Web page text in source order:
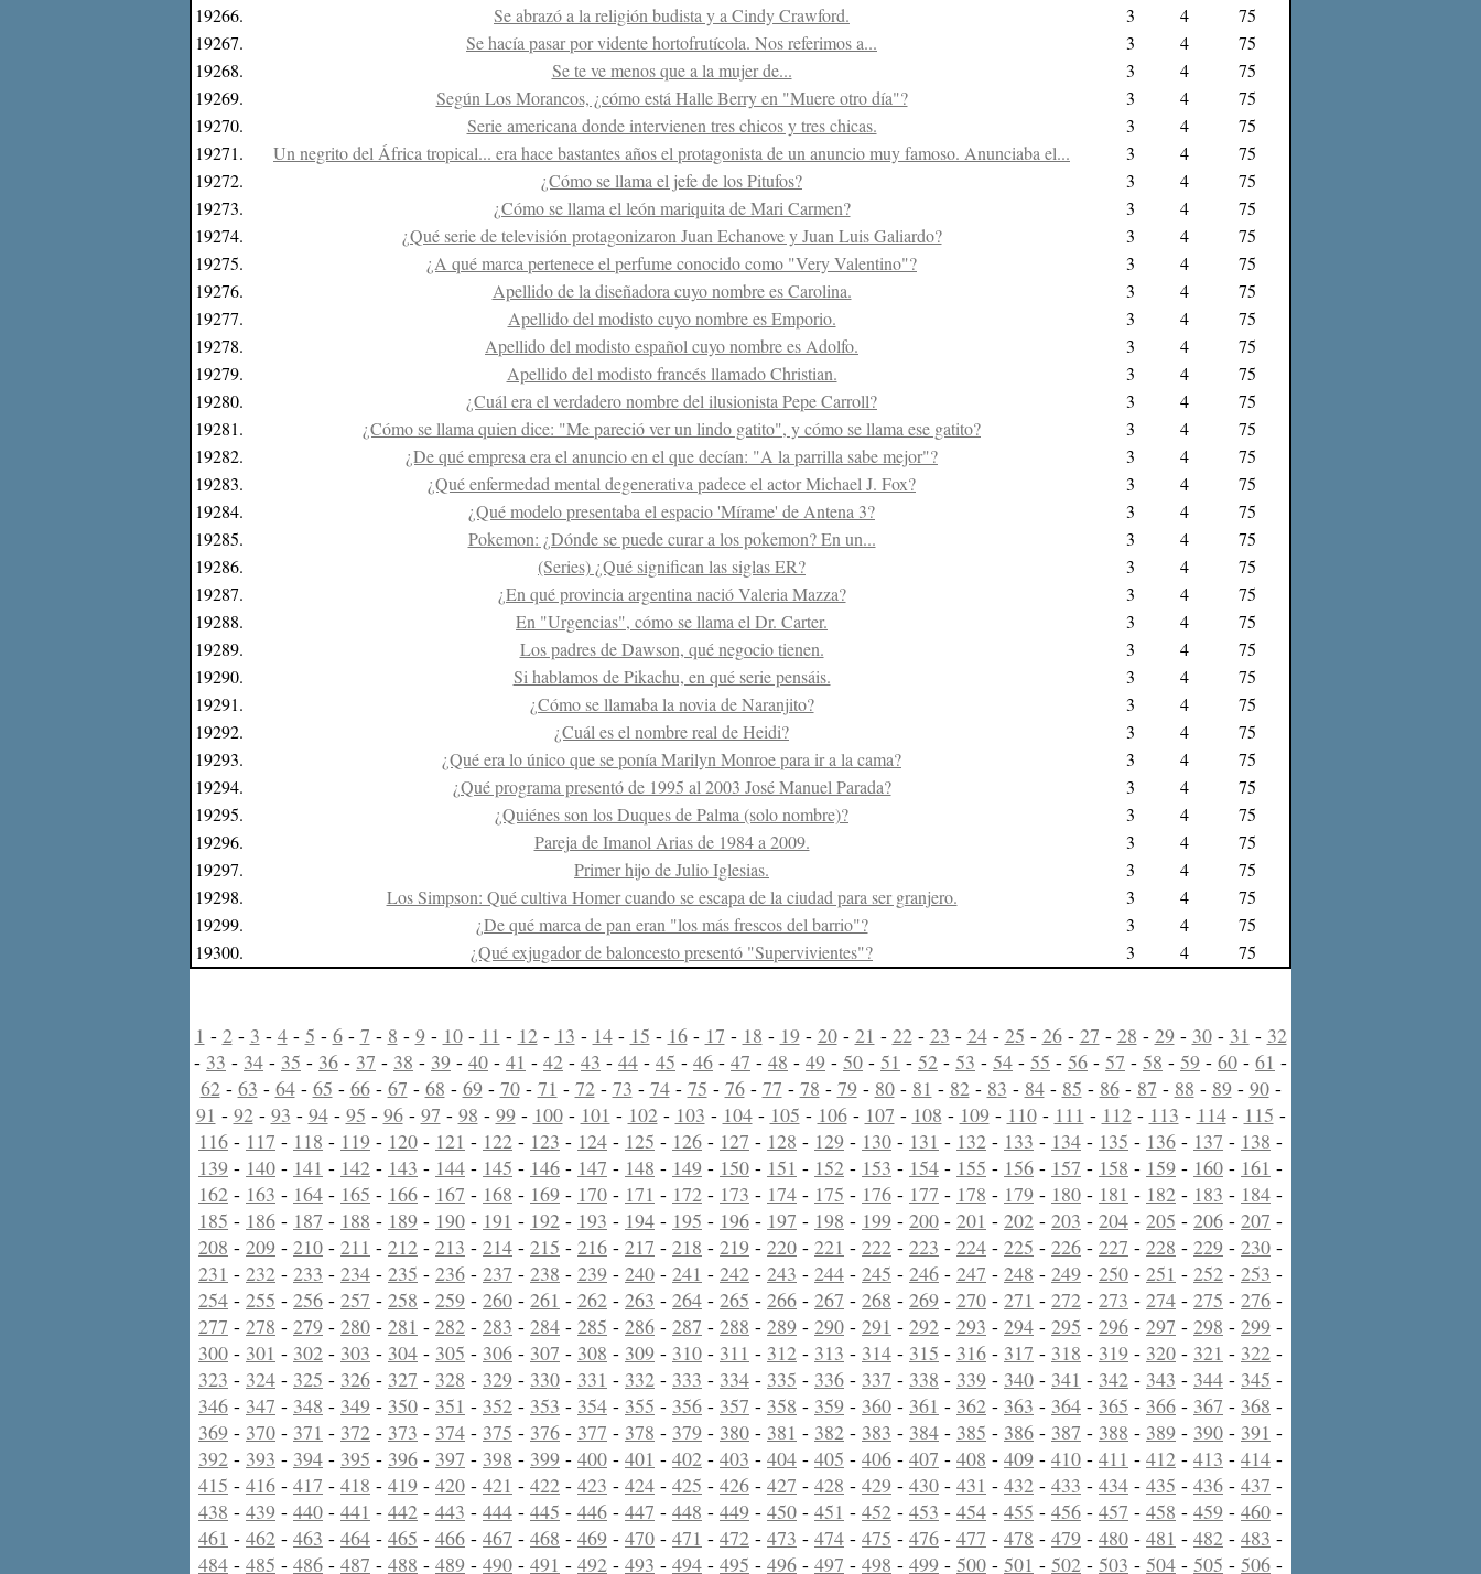
19266.
Se abrazó a la religión budista y a Cindy Crawford. 3 4
75
19267.
Se hacía pasar por vidente hortofrutícola. Nos referimos a... 3 4
75
19268.
Se te ve menos que a la mujer de... 3 4
75
19269.
Según Los Morancos, ¿cómo está Halle Berry en "Muere otro día"? 3 4
75
19270.
Serie americana donde intervienen tres chicos y tres chicas. 3 4
75
19271.
Un negrito del África tropical... era hace bastantes años el protagonista de un anuncio muy famoso. Anunciaba el... 3 4
75
19272.
¿Cómo se llama el jefe de los Pitufos? 3 4
75
19273.
¿Cómo se llama el león mariquita de Mari Carmen? 3 4
75
19274.
¿Qué serie de televisión protagonizaron Juan Echanove y Juan Luis Galiardo? 3 4
75
19275.
¿A qué marca pertenece el perfume conocido como "Very Valentino"? 3 4
75
19276.
Apellido de la diseñadora cuyo nombre es Carolina. 3 4
75
19277.
Apellido del modisto cuyo nombre es Emporio. 3 4
75
19278.
Apellido del modisto español cuyo nombre es Adolfo. 3 4
75
19279.
Apellido del modisto francés llamado Christian. 3 4
75
19280.
¿Cuál era el verdadero nombre del ilusionista Pepe Carroll? 3 4
75
19281.
¿Cómo se llama quien dice: "Me pareció ver un lindo gatito", y cómo se llama ese gatito? 3 4
75
19282.
¿De qué empresa era el anuncio en el que decían: "A la parrilla sabe mejor"? 3 4
75
19283.
¿Qué enfermedad mental degenerativa padece el actor Michael J. Fox? 3 4
75
19284.
¿Qué modelo presentaba el espacio 'Mírame' de Antena 3? 3 4
75
19285.
Pokemon: ¿Dónde se puede curar a los pokemon? En un... 3 4
75
19286.
(Series) ¿Qué significan las siglas ER? 3 4
75
19287.
¿En qué provincia argentina nació Valeria Mazza? 3 4
75
19288.
En "Urgencias", cómo se llama el Dr. Carter. 3 4
75
19289.
Los padres de Dawson, qué negocio tienen. 3 4
75
19290.
Si hablamos de Pikachu, en qué serie pensáis. 3 4
75
19291.
¿Cómo se llamaba la novia de Naranjito? 3 4
75
19292.
¿Cuál es el nombre real de Heidi? 3 4
75
19293.
¿Qué era lo único que se ponía Marilyn Monroe para ir a la cama? 3 4
75
19294.
¿Qué programa presentó de 1995 al 2003 José Manuel Parada? 3 4
75
19295.
¿Quiénes son los Duques de Palma (solo nombre)? 3 4
75
19296.
Pareja de Imanol Arias de 1984 a 2009. 3 4
75
19297.
Primer hijo de Julio Iglesias. 3 4
75
19298.
Los Simpson: Qué cultiva Homer cuando se escapa de la ciudad para ser granjero. 3 4
75
19299.
¿De qué marca de pan eran "los más frescos del barrio"? 3 4
75
19300.
¿Qué exjugador de baloncesto presentó "Supervivientes"? 3 4 75
1 - 2 - 3 - 4- 5 - 6- 7 - 8 - 9- 10- 11 - 12 - 13 - 14- 15 - 16- 17 - 18 - 19- 20- 21 - 22 - 23 - 24- 25 - 26- 27 - 28 - 29- 30- 31 - 32
- 33 - 34 - 35 - 36 - 37 - 38 - 39 - 40 - 41 - 42 - 43 - 44 - 45 - 46 - 47 - 48 - 49 - 50 - 51 - 52 - 53 - 54 - 55 - 56 - 57 - 58 - 59 - 60 - 61 -
62 - 63 - 64- 65 - 66- 67 - 68 - 69- 70- 71 - 72 - 73 - 74- 75 - 76- 77 - 78 - 79- 80- 81 - 82 - 83 - 84- 85 - 86- 87 - 88 - 89- 90-
91 - 92 - 93 - 94- 95 - 96- 97 - 98 - 99- 100- 101 - 102 - 103 - 104- 105 - 106- 107 - 108 - 109- 110- 111 - 112 - 113 - 114- 115 -
116 - 117 - 118 - 119 - 120 - 121 - 122 - 123 - 124 - 125 - 126 - 127 - 128 - 129 - 130 - 131 - 132 - 133 - 134 - 135 - 136 - 137 - 138 -
139 - 140 - 141 - 142 - 143 - 144 - 145 - 146 - 147 - 148 - 149 - 150 - 151 - 152 - 153 - 154 - 155 - 156 - 157 - 158 - 159 - 160 - 161 -
162 - 163 - 164 - 165 - 166 - 167 - 168 - 169 - 170 - 171 - 172 - 173 - 174 - 175 - 176 - 177 - 178 - 179 - 180 - 181 - 182 - 183 - 184 -
185 - 186 - 187 - 188 - 189 - 190 - 191 - 192 - 193 - 194 - 195 - 196 - 197 - 198 - 199 - 200 - 201 - 202 - 203 - 204 - 205 - 206 - 207 -
208 - 209 - 210 - 211 - 212 - 213 - 214 - 215 - 216 - 217 - 218 - 219 - 220 - 221 - 222 - 223 - 224 - 225 - 226 - 227 - 228 - 229 - 230 -
231 - 232 - 233 - 234 - 235 - 236 - 237 - 238 - 239 - 240 - 241 - 242 - 243 - 244 - 245 - 246 - 247 - 248 - 249 - 250 - 251 - 252 - 253 -
254 - 255 - 256 - 257 - 258 - 259 - 260 - 261 - 262 - 263 - 264 - 265 - 266 - 267 - 268 - 269 - 270 - 271 - 272 - 273 - 274 - 275 - 276 -
277 - 278 - 279 - 280 - 281 - 282 - 283 - 284 - 285 - 286 - 287 - 288 - 289 - 290 - 291 - 292 - 293 - 294 - 295 - 296 - 297 - 298 - 299 -
300 - 301 - 302 - 303 - 304 - 305 - 306 - 307 - 308 - 309 - 310 - 311 - 312 - 313 - 314 - 315 - 316 - 317 - 318 - 319 - 320 - 321 - 322 -
323 - 324 - 325 - 326 - 327 - 328 - 329 - 330 - 331 - 332 - 333 - 334 - 335 - 336 - 337 - 338 - 339 - 340 - 341 - 342 - 343 - 344 - 345 -
346 - 347 - 348 - 349 - 350 - 351 - 352 - 353 - 354 - 355 - 356 - 357 - 358 - 359 - 360 - 361 - 362 - 363 - 364 - 365 - 366 - 367 - 368 -
369 - 370 - 371 - 372 - 373 - 374 - 375 - 376 - 377 - 378 - 379 - 380 - 381 - 382 - 383 - 384 - 385 - 386 - 387 - 388 - 389 - 390 - 391 -
392 - 393 - 394 - 395 - 396 - 397 - 398 - 399 - 400 - 401 - 402 - 403 - 404 - 405 - 406 - 407 - 408 - 409 - 410 - 411 - 412 - 413 - 414 -
415 - 416 - 417 - 418 - 419 - 420 - 421 - 422 - 423 - 424 - 425 - 426 - 427 - 428 - 429 - 430 - 431 - 432 - 433 - 434 - 435 - 436 - 437 -
438 - 439 - 440 - 441 - 442 - 443 - 444 - 445 - 446 - 447 - 448 - 449 - 450 - 451 - 452 - 453 - 454 - 455 - 456 - 457 - 458 - 459 - 460 -
461 - 462 - 463 - 464 - 465 - 466 - 467 - 468 - 469 - 470 - 471 - 472 - 473 - 474 - 475 - 476 - 477 - 478 - 479 - 480 - 481 - 482 - 483 -
484 - 485 - 486 - 487 - 488 - 489 - 490 - 491 - 492 - 493 - 494 - 495 - 496 - 497 - 498 - 499 - 500 - 501 - 502 - 503 - 504 - 505 - 506 -